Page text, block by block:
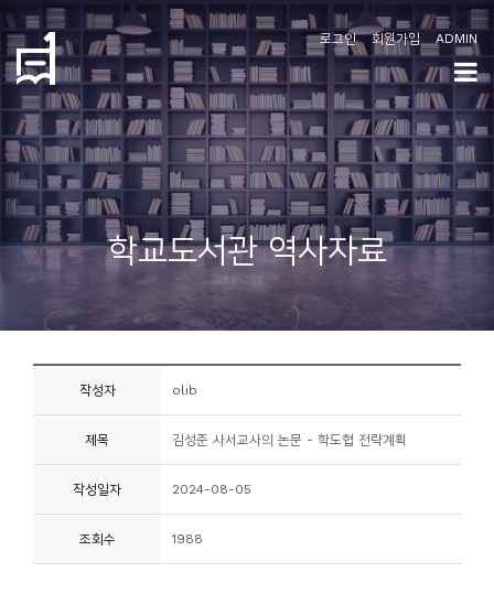
로그인 회원가입 ADMIN
학교도서관 역사자료
작성자 olib
제목 김성준 사서교사의 논문 - 학도협 전략계획
작성일자 2024-08-05
조회수 1988
학
도
협
소
개
지
사
니